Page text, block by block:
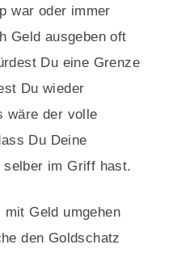
war oder immer
Geld ausgeben oft
Du eine Grenze
Du wieder
wäre der volle
Du Deine
selber im Griff hast.
Geld umgehen
den Goldschatz